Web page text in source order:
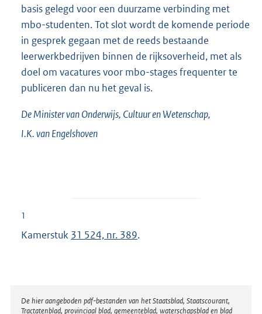
n
k
basis gelegd voor een duurzame verbinding met
mbo-studenten. Tot slot wordt de komende periode
in gesprek gegaan met de reeds bestaande
leerwerkbedrijven binnen de rijksoverheid, met als
doel om vacatures voor mbo-stages frequenter te
publiceren dan nu het geval is.
De Minister van Onderwijs, Cultuur en Wetenschap,
I.K. vanEngelshoven
1
Kamerstuk 31 524, nr. 389.
Disclaimer
De hier aangeboden pdf-bestanden van het Staatsblad, Staatscourant,
Tractatenblad, provinciaal blad, gemeenteblad, waterschapsblad en blad